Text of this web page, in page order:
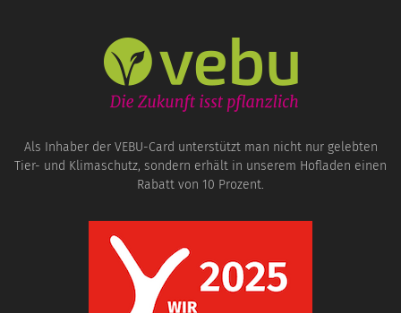
Als Inhaber der VEBU-Card unterstützt man nicht nur gelebten
Tier- und Klimaschutz, sondern erhält in unserem Hofladen einen
Rabatt von 10 Prozent.